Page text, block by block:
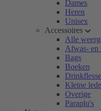
Dames
Heren
Unisex
Accessoires
Alle
Afwas- en
Bags
Boeken
Kleine
Overige
Paraplu's